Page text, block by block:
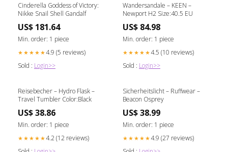
Cinderella Goddess of Victory:
Nikke Snail Shell Gandalf
US$ 181.64
Min. order: 1 piece
★★★★★4.9 (5 reviews)
Sold : Login>>
Wandersandale – KEEN –
Newport H2 Size:40.5 EU
US$ 84.98
Min. order: 1 piece
★★★★★4.5 (10 reviews)
Sold : Login>>
Reisebecher – Hydro Flask –
Travel Tumbler Color:Black
US$ 38.86
Min. order: 1 piece
★★★★★4.2 (12 reviews)
Sicherheitslicht – Ruffwear –
Beacon Osprey
US$ 38.99
Min. order: 1 piece
★★★★★4.9 (27 reviews)